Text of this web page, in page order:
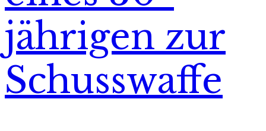
jährigen zur
Schusswaffe